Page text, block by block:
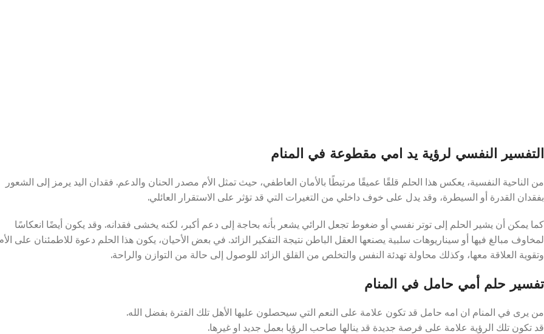
التفسير النفسي لرؤية يد امي مقطوعة في المنام
من الناحية النفسية، يعكس هذا الحلم قلقًا عميقًا مرتبطًا بالأمان العاطفي، حيث تمثل الأم مصدر الحنان والدعم. فقدان اليد يرمز إلى الشعور
بفقدان القدرة أو السيطرة، وقد يدل على خوف داخلي من التغيرات التي قد تؤثر على الاستقرار العائلي.
كما يمكن أن يشير الحلم إلى توتر نفسي أو ضغوط تجعل الرائي يشعر بأنه بحاجة إلى دعم أكبر، لكنه يخشى فقدانه. وقد يكون أيضًا انعكاسًا
لمخاوف مبالغ فيها أو سيناريوهات سلبية يصنعها العقل الباطن نتيجة التفكير الزائد. في بعض الأحيان، يكون هذا الحلم دعوة للاطمئنان على
وتقوية العلاقة معها، وكذلك محاولة تهدئة النفس والتخلص من القلق الزائد للوصول إلى حالة من التوازن والراحة.
تفسير حلم أمي حامل في المنام
من يرى في المنام ان امه حامل قد تكون علامة على النعم التي سيحصلون عليها الأهل تلك الفترة بفضل الله.
قد تكون تلك الرؤية علامة على فرصة جديدة قد ينالها صاحب الرؤيا بعمل جديد او غيرها.